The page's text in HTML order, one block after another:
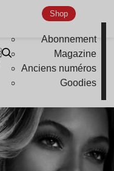
Shop
Abonnement
Magazine
Anciens numéros
Goodies